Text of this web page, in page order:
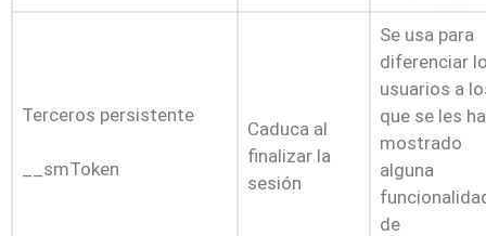
Terceros persistente
__smToken
Caduca al
finalizar la
sesión
Se usa para
diferenciar
usuarios a
que se les ha
mostrado
alguna
de